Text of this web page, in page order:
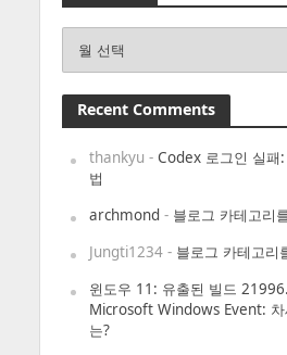
Recent Comments
thankyu - Codex 로그인 실
법
archmond- 블로그 카테고리
Jungti1234- 블로그 카테고리
윈도우 11: 유출된 빌드
Microsoft Windows Event: 차
는?